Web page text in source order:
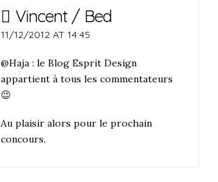
Vincent / Bed
11/12/2012 AT 14:45
@Haja : le Blog Esprit Design
appartient à tous les commentateurs
😉
Au plaisir alors pour le prochain
concours.